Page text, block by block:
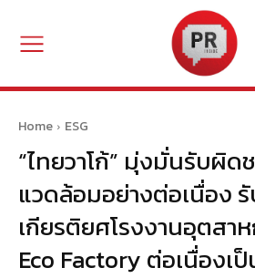
Home ESG
“ไทยวาโก้” มุ่งมั่นรับผิด
แวดล้อมอย่างต่อเนื่อง
เกียรติยศโรงงานอุตสา
Eco Factory ต่อเนื่องเ